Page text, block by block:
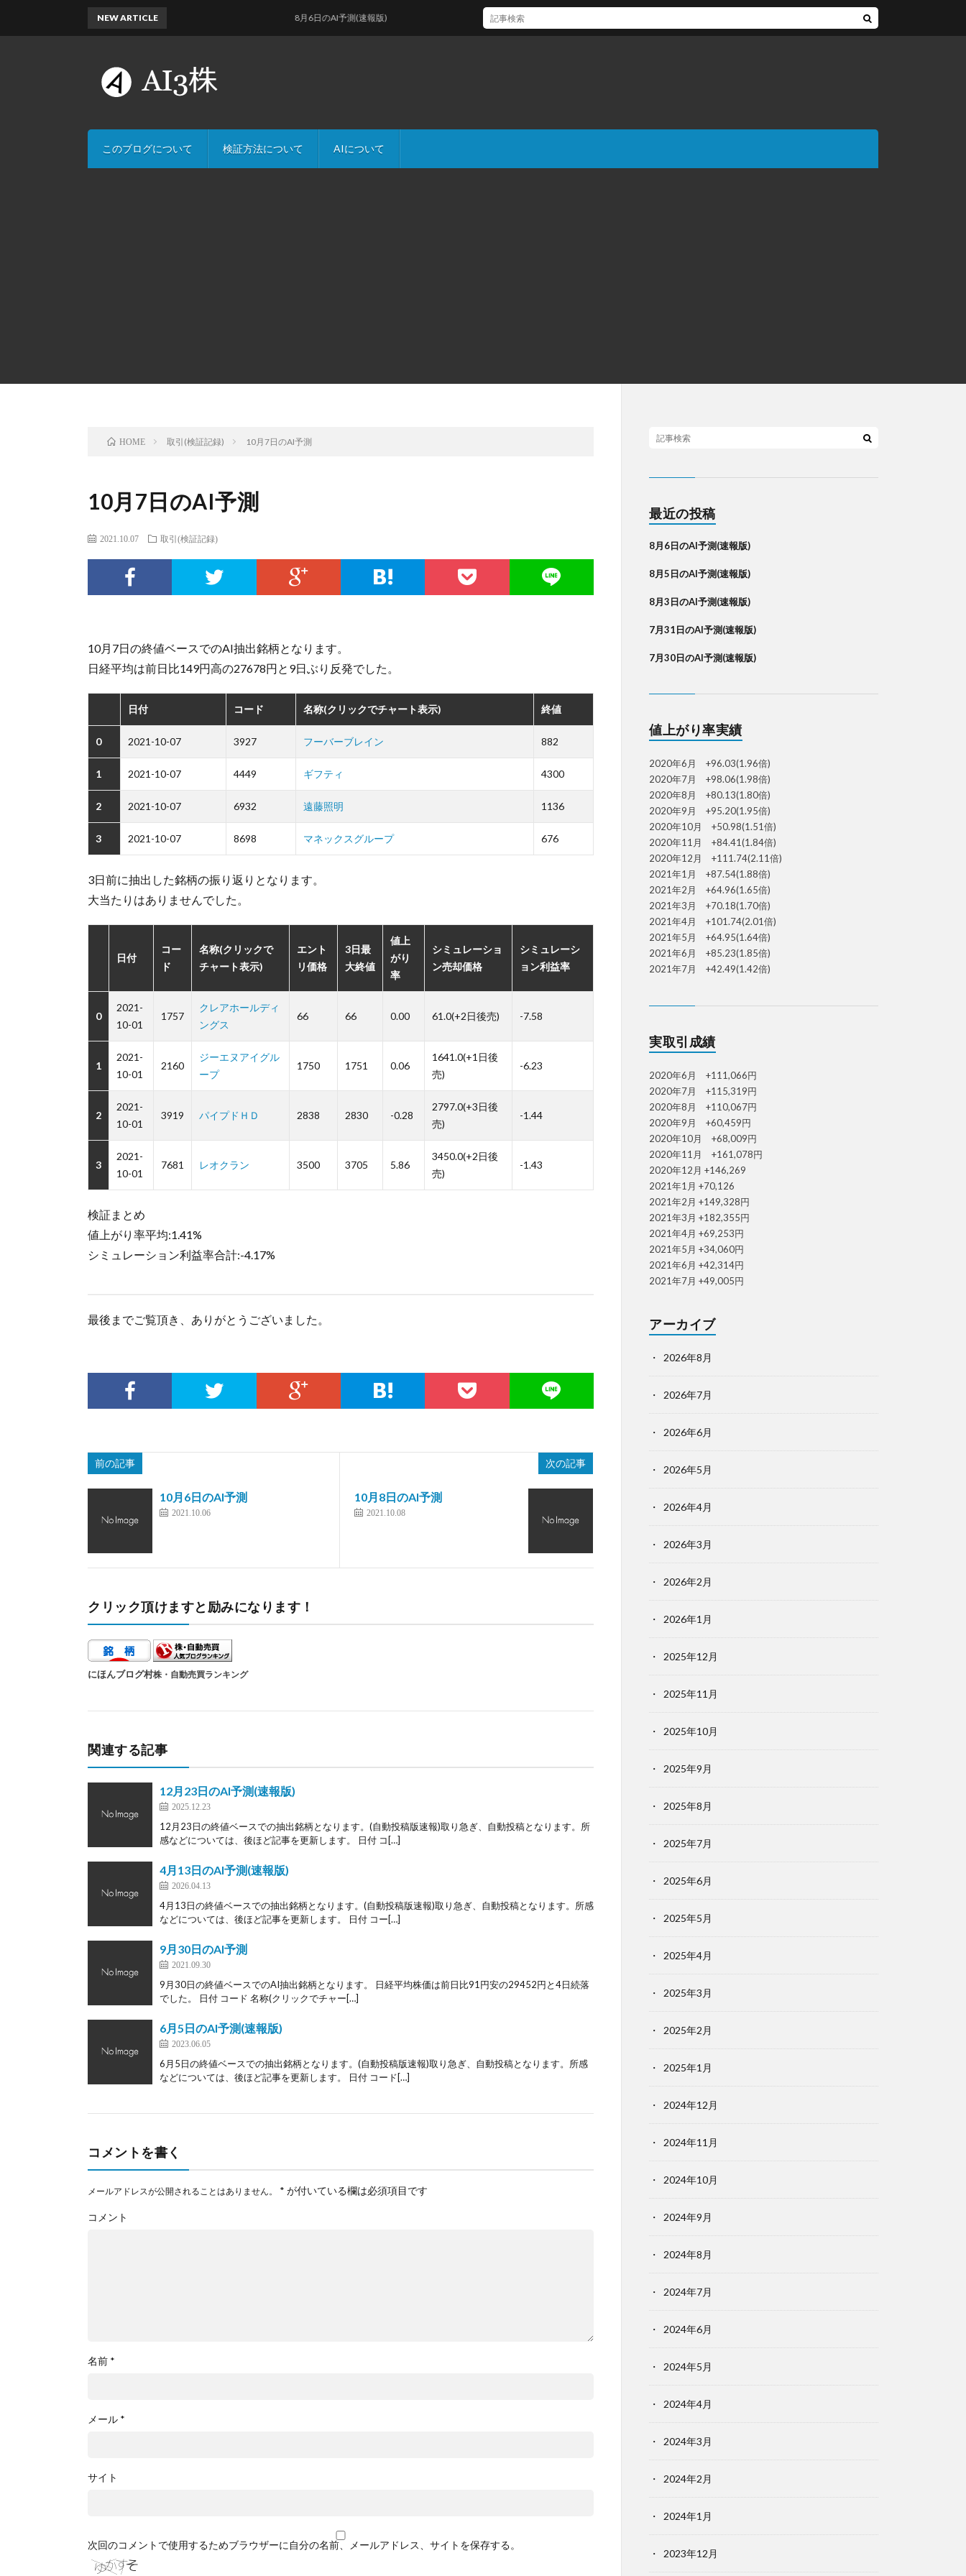
このブログについて 検証方法について AIについて
NEW ARTICLE 8月6日のAI予測(速報版)
HOME 取引(検証記録) 10月7日のAI予測
10月7日のAI予測
2021.10.07 取引(検証記録)
10月7日の終値ベースでのAI抽出銘柄となります。
日経平均は前日比149円高の27678円と9日ぶり反発でした。
日付 コード 名称(クリックでチャート表示) 終値
0 2021-10-07 3927 フーバーブレイン 882
1 2021-10-07 4449 ギフティ 4300
2 2021-10-07 6932 遠藤照明 1136
3 2021-10-07 8698 マネックスグループ 676
3日前に抽出した銘柄の振り返りとなります。
大当たりはありませんでした。
日付
コー
ド
名称(クリックで
チャート表示)
エント
リ価格
3日最
大終値
値上
がり
率
シミュレーショ
ン売却価格
シミュレーシ
ョン利益率
0
2021-
10-01
1757
クレアホールディ
ングス
66 66 0.00 61.0(+2日後売) -7.58
1
2021-
10-01
2160
ジーエヌアイグル
ープ
1750 1751 0.06
1641.0(+1日後
売)
-6.23
2
2021-
10-01
3919 パイプドＨＤ 2838 2830 -0.28
2797.0(+3日後
売)
-1.44
3
2021-
10-01
7681 レオクラン 3500 3705 5.86
3450.0(+2日後
売)
-1.43
検証まとめ
値上がり率平均:1.41%
シミュレーション利益率合計:-4.17%
最後までご覧頂き、ありがとうございました。
前の記事
10月6日のAI予測
2021.10.06
次の記事
10月8日のAI予測
2021.10.08
クリック頂けますと励みになります！
にほんブログ村株・自動売買ランキング
関連する記事
12月23日のAI予測(速報版)
2025.12.23
12月23日の終値ベースでの抽出銘柄となります。(自動投稿版速報)取り急ぎ、自動投稿となります。所
感などについては、後ほど記事を更新します。 日付 コ[…]
4月13日のAI予測(速報版)
2026.04.13
4月13日の終値ベースでの抽出銘柄となります。(自動投稿版速報)取り急ぎ、自動投稿となります。所感
などについては、後ほど記事を更新します。 日付 コー[…]
9月30日のAI予測
2021.09.30
9月30日の終値ベースでのAI抽出銘柄となります。 日経平均株価は前日比91円安の29452円と4日続落
でした。 日付 コード 名称(クリックでチャー[…]
6月5日のAI予測(速報版)
2023.06.05
6月5日の終値ベースでの抽出銘柄となります。(自動投稿版速報)取り急ぎ、自動投稿となります。所感
などについては、後ほど記事を更新します。 日付 コード[…]
コメントを書く
メールアドレスが公開されることはありません。 * が付いている欄は必須項目です
コメント
名前 *
メール *
サイト
次回のコメントで使用するためブラウザーに自分の名前、メールアドレス、サイトを保存する。
最近の投稿
8月6日のAI予測(速報版)
8月5日のAI予測(速報版)
8月3日のAI予測(速報版)
7月31日のAI予測(速報版)
7月30日のAI予測(速報版)
値上がり率実績
2020年6月 +96.03(1.96倍)
2020年7月 +98.06(1.98倍)
2020年8月 +80.13(1.80倍)
2020年9月 +95.20(1.95倍)
2020年10月 +50.98(1.51倍)
2020年11月 +84.41(1.84倍)
2020年12月 +111.74(2.11倍)
2021年1月 +87.54(1.88倍)
2021年2月 +64.96(1.65倍)
2021年3月 +70.18(1.70倍)
2021年4月 +101.74(2.01倍)
2021年5月 +64.95(1.64倍)
2021年6月 +85.23(1.85倍)
2021年7月 +42.49(1.42倍)
実取引成績
2020年6月 +111,066円
2020年7月 +115,319円
2020年8月 +110,067円
2020年9月 +60,459円
2020年10月 +68,009円
2020年11月 +161,078円
2020年12月 +146,269
2021年1月 +70,126
2021年2月 +149,328円
2021年3月 +182,355円
2021年4月 +69,253円
2021年5月 +34,060円
2021年6月 +42,314円
2021年7月 +49,005円
アーカイブ
2026年8月
2026年7月
2026年6月
2026年5月
2026年4月
2026年3月
2026年2月
2026年1月
2025年12月
2025年11月
2025年10月
2025年9月
2025年8月
2025年7月
2025年6月
2025年5月
2025年4月
2025年3月
2025年2月
2025年1月
2024年12月
2024年11月
2024年10月
2024年9月
2024年8月
2024年7月
2024年6月
2024年5月
2024年4月
2024年3月
2024年2月
2024年1月
2023年12月